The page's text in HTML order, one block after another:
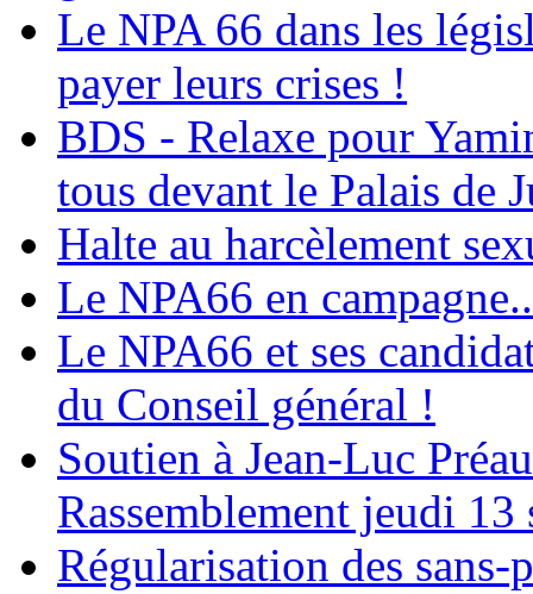
Le NPA 66 dans les
payer leurs crises !
BDS - Relaxe pour
tous devant le Palais de
Halte au harcèlement
Le NPA66 en
Le NPA66 et ses
du Conseil général !
Soutien à Jean-Luc
Rassemblement jeudi 13
Régularisation des